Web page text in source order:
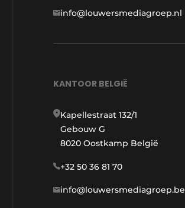
info@louwersmediagroep.nl
KANTOOR BELGIË
Kapellestraat 132/1
Gebouw G
8020 Oostkamp België
+32 50 36 81 70
info@louwersmediagroep.be